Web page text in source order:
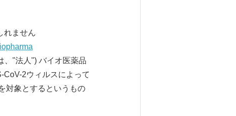
れません
"法人") バイオ医薬品
2ウィルスによって
対象とするというもの